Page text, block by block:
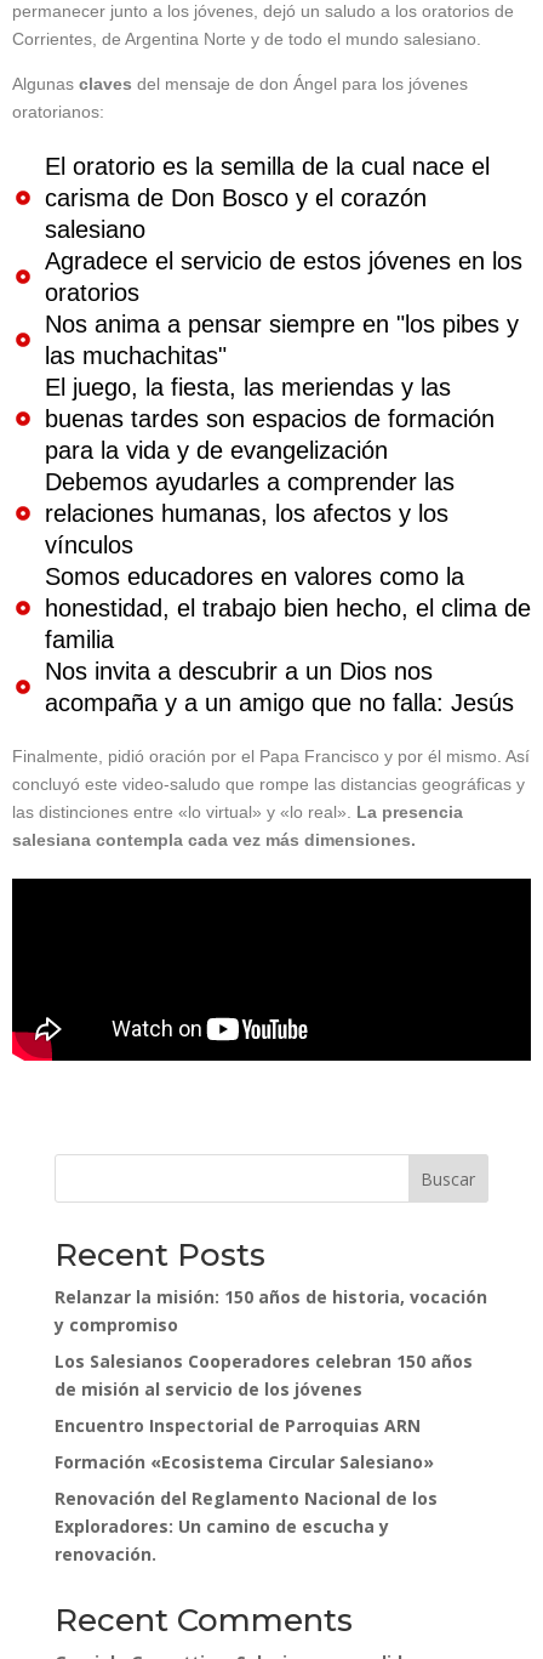
permanecer junto a los jóvenes, dejó un saludo a los oratorios de
Corrientes, de Argentina Norte y de todo el mundo salesiano.
Algunas claves del mensaje de don Ángel para los jóvenes
oratorianos:
El oratorio es la semilla de la cual nace el
carisma de Don Bosco y el corazón
salesiano
Agradece el servicio de estos jóvenes en los
oratorios
Nos anima a pensar siempre en "los pibes y
las muchachitas"
El juego, la fiesta, las meriendas y las
buenas tardes son espacios de formación
para la vida y de evangelización
Debemos ayudarles a comprender las
relaciones humanas, los afectos y los
vínculos
Somos educadores en valores como la
honestidad, el trabajo bien hecho, el clima de
familia
Nos invita a descubrir a un Dios nos
acompaña y a un amigo que no falla: Jesús
Finalmente, pidió oración por el Papa Francisco y por él mismo. Así
concluyó este video-saludo que rompe las distancias geográficas y
las distinciones entre «lo virtual» y «lo real».
La presencia
salesiana contempla cada vez más dimensiones.
Buscar
Recent Posts
Relanzar la misión: 150 años de historia, vocación
y compromiso
Los Salesianos Cooperadores celebran 150 años
de misión al servicio de los jóvenes
Encuentro Inspectorial de Parroquias ARN
Formación «Ecosistema Circular Salesiano»
Renovación del Reglamento Nacional de los
Exploradores: Un camino de escucha y
renovación.
Recent Comments